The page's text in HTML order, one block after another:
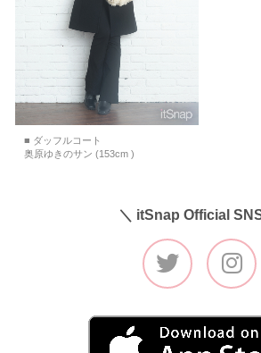
■ ダッフルコート
奥原ゆきのサン (153cm )
＼ itSnap Official